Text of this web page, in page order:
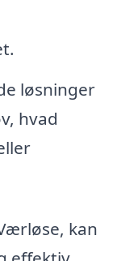
løsninger
hvad
kan